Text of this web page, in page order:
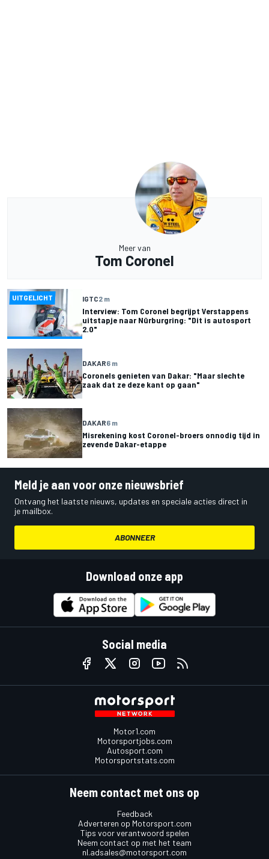
Meer van
Tom Coronel
UITGELICHT IGTC2 m
Interview: Tom Coronel begrijpt Verstappens
uitstapje naar Nürburgring: "Dit is autosport
2.0"
DAKAR6 m
Coronels genieten van Dakar: "Maar slechte
zaak dat ze deze kant op gaan"
DAKAR6 m
Misrekening kost Coronel-broers onnodig tijd in
zevende Dakar-etappe
Meld je aan voor onze nieuwsbrief
Ontvang het laatste nieuws, updates en speciale acties direct in
je mailbox.
ABONNEER
Download onze app
Social media
Motor1.com
Motorsportjobs.com
Autosport.com
Motorsportstats.com
Neem contact met ons op
Feedback
Adverteren op Motorsport.com
Tips voor verantwoord spelen
Neem contact op met het team
nl.adsales@motorsport.com